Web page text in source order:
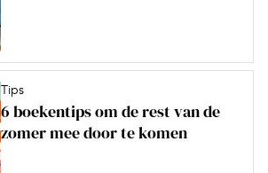
Tips
6 boekentips om de rest van de
zomer mee door te komen